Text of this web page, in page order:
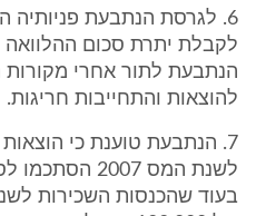
6. לגרסת הנתבעת פניותיה
לקבלת יתרת סכום
הנתבעת לתור אחרי מקורות
להוצאות והתחייבות חריגות.
7. הנתבעת טוענת כי